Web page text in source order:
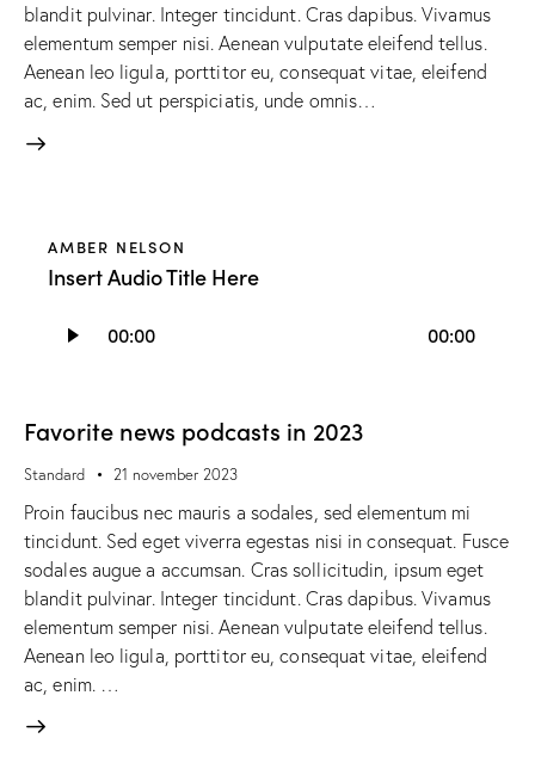
blandit pulvinar. Integer tincidunt. Cras dapibus. Vivamus
elementum semper nisi. Aenean vulputate eleifend tellus.
Aenean leo ligula, porttitor eu, consequat vitae, eleifend
ac, enim. Sed ut perspiciatis, unde omnis…
AMBER NELSON
Insert Audio Title Here
00:00 00:00
Favorite news podcasts in 2023
Standard 21 november 2023
Proin faucibus nec mauris a sodales, sed elementum mi
tincidunt. Sed eget viverra egestas nisi in consequat. Fusce
sodales augue a accumsan. Cras sollicitudin, ipsum eget
blandit pulvinar. Integer tincidunt. Cras dapibus. Vivamus
elementum semper nisi. Aenean vulputate eleifend tellus.
Aenean leo ligula, porttitor eu, consequat vitae, eleifend
ac, enim. …